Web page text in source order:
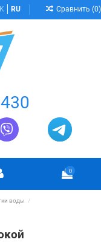
RU Сравнить (0)
0
воды